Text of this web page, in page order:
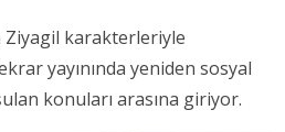
Ziyagil karakterleriyle
yayınında yeniden sosyal
konuları arasına giriyor.